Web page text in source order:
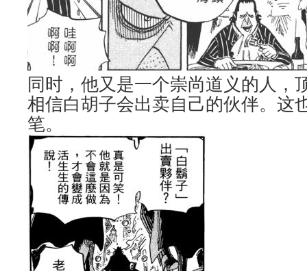
同时，他又是一个崇尚道义的人，
相信白胡子会出卖自己的伙伴。这
笔。